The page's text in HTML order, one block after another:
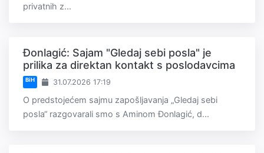
privatnih z...
Đonlagić: Sajam "Gledaj sebi posla" je
prilika za direktan kontakt s poslodavcima
BiH 31.07.2026 17:19
O predstojećem sajmu zapošljavanja „Gledaj sebi
posla“ razgovarali smo s Aminom Đonlagić, d...